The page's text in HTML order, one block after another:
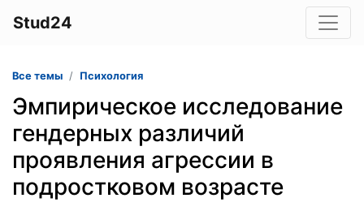
Stud24
Все темы Психология
Эмпирическое исследование
гендерных различий
проявления агрессии в
подростковом возрасте